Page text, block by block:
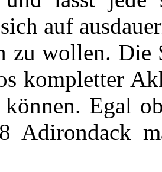
auf
zu wollen. Die
kompletter
können. Egal
Adirondack